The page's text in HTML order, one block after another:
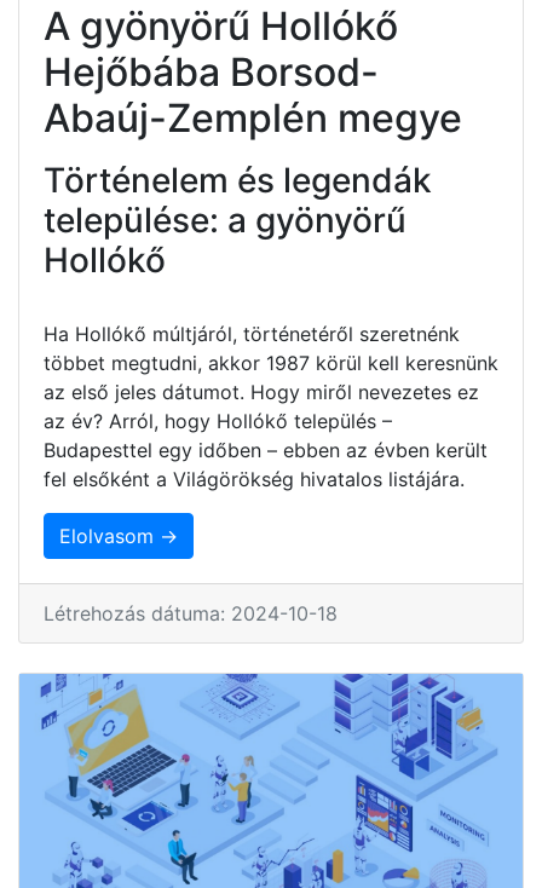
A gyönyörű Hollókő
Hejőbába Borsod-
Abaúj-Zemplén megye
Történelem és legendák
települése: a gyönyörű
Hollókő
Ha Hollókő múltjáról, történetéről szeretnénk
többet megtudni, akkor 1987 körül kell keresnünk
az első jeles dátumot. Hogy miről nevezetes ez
az év? Arról, hogy Hollókő település –
Budapesttel egy időben – ebben az évben került
fel elsőként a Világörökség hivatalos listájára.
Elolvasom →
Létrehozás dátuma: 2024-10-18